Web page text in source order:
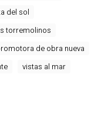
del sol
torremolinos
de obra nueva
vistas al mar